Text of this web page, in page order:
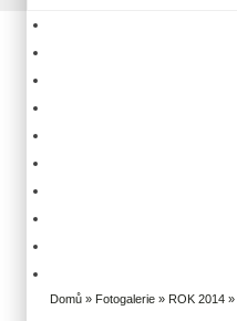
Domů » Fotogalerie » ROK 2014 »